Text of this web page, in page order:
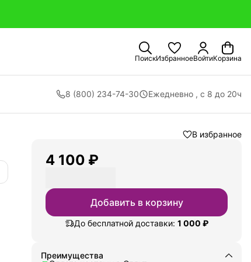
ПоискИзбранноеВойтиКорзина
8 (800) 234-74-30 Ежедневно , с 8 до 20ч
В избранное
4 100 ₽
Добавить в корзину
До бесплатной доставки: 1 000 ₽
Преимущества